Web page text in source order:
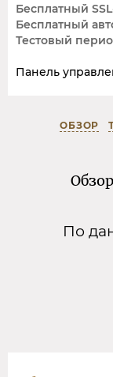
Бесплатный
Бесплатный
Тестовый
Панель
ОБЗОР
По